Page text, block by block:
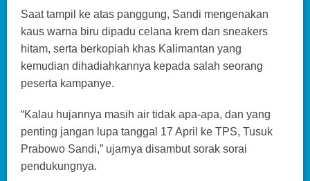
Saat tampil ke atas panggung, Sandi mengenakan
kaus warna biru dipadu celana krem dan sneakers
hitam, serta berkopiah khas Kalimantan yang
kemudian dihadiahkannya kepada salah seorang
peserta kampanye.
“Kalau hujannya masih air tidak apa-apa, dan yang
penting jangan lupa tanggal 17 April ke TPS, Tusuk
Prabowo Sandi,” ujarnya disambut sorak sorai
pendukungnya.